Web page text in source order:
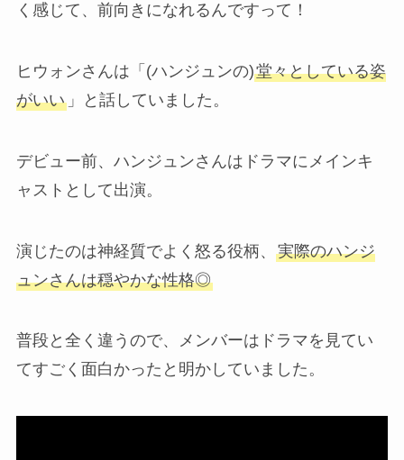
く感じて、前向きになれるんですって！
ヒウォンさんは「(ハンジュンの)堂々としている姿
がいい」と話していました。
デビュー前、ハンジュンさんはドラマにメインキ
ャストとして出演。
演じたのは神経質でよく怒る役柄、 実際のハンジ
ュンさんは穏やかな性格◎
普段と全く違うので、メンバーはドラマを見てい
てすごく面白かったと明かしていました。